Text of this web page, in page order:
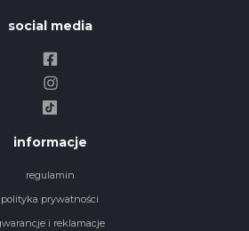
social media
informacje
regulamin
polityka prywatności
i reklamacje